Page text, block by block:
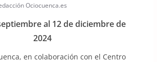
Ociocuenca.es
al 12 de diciembre de
2024
en colaboración con el Centro